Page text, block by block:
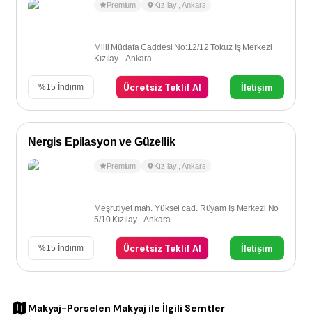
Premium Kızılay ,Ankara
Milli Müdafa Caddesi No:12/12 Tokuz İş Merkezi
Kızılay - Ankara
%15 İndirim Ücretsiz Teklif Al İletişim
Nergis Epilasyon ve Güzellik
Premium Kızılay ,Ankara
Meşrutiyet mah. Yüksel cad. Rüyam İş Merkezi No
5/10 Kızılay - Ankara
%15 İndirim Ücretsiz Teklif Al İletişim
Makyaj-Porselen Makyaj ile İlgili Semtler